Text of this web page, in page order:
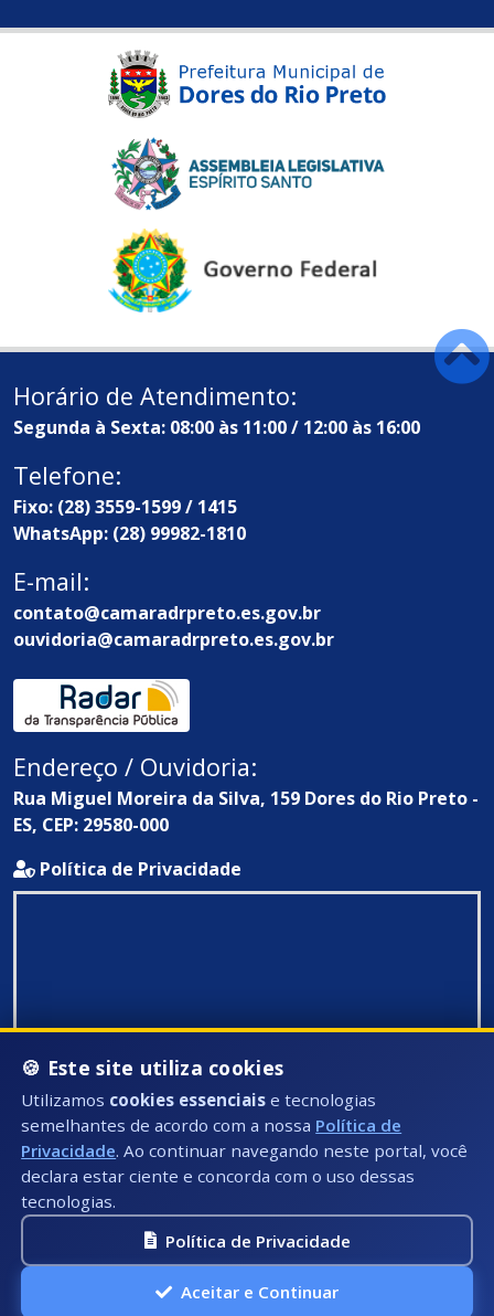
Horário de Atendimento:
Segunda à Sexta: 08:00 às 11:00 / 12:00 às 16:00
Telefone:
Fixo: (28) 3559-1599 / 1415
WhatsApp: (28) 99982-1810
E-mail:
contato@camaradrpreto.es.gov.br
ouvidoria@camaradrpreto.es.gov.br
Endereço / Ouvidoria:
Rua Miguel Moreira da Silva, 159 Dores do Rio Preto -
ES, CEP: 29580-000
Política de Privacidade
Todos Direitos Reservados ©: 2026
🍪 Este site utiliza cookies
Utilizamos cookies essenciais e tecnologias
semelhantes de acordo com a nossa Política de
Privacidade. Ao continuar navegando neste portal, você
declara estar ciente e concorda com o uso dessas
tecnologias.
Política de Privacidade
Aceitar e Continuar